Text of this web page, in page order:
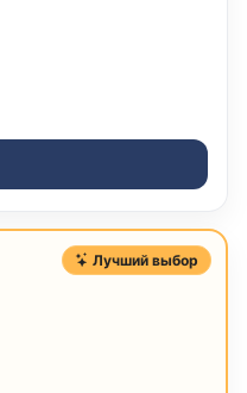
Лучший выбор